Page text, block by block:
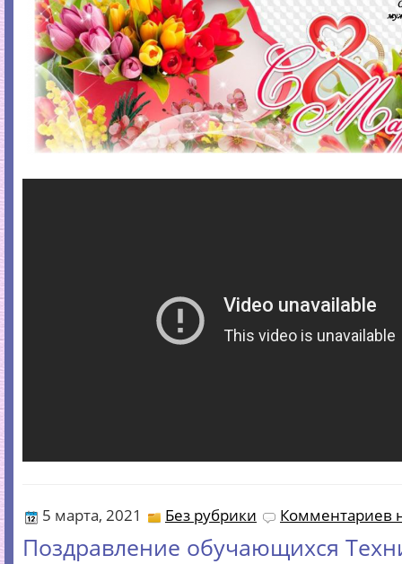
5 марта, 2021 Без рубрики Комментариев
Поздравление обучающихся